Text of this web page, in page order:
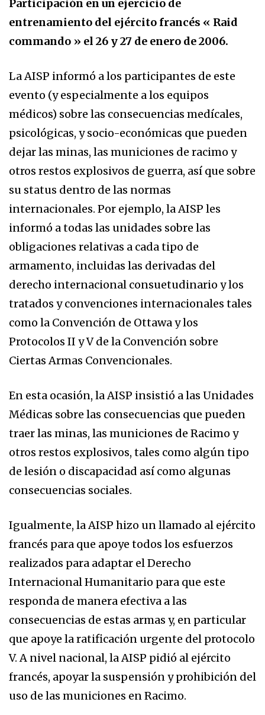
Participación en un ejercicio de
entrenamiento del ejército francés « Raid
commando » el 26 y 27 de enero de 2006.
La AISP informó a los participantes de este
evento (y especialmente a los equipos
médicos) sobre las consecuencias medícales,
psicológicas, y socio-económicas que pueden
dejar las minas, las municiones de racimo y
otros restos explosivos de guerra, así que sobre
su status dentro de las normas
internacionales. Por ejemplo, la AISP les
informó a todas las unidades sobre las
obligaciones relativas a cada tipo de
armamento, incluidas las derivadas del
derecho internacional consuetudinario y los
tratados y convenciones internacionales tales
como la Convención de Ottawa y los
Protocolos II y V de la Convención sobre
Ciertas Armas Convencionales.
En esta ocasión, la AISP insistió a las Unidades
Médicas sobre las consecuencias que pueden
traer las minas, las municiones de Racimo y
otros restos explosivos, tales como algún tipo
de lesión o discapacidad así como algunas
consecuencias sociales.
Igualmente, la AISP hizo un llamado al ejército
francés para que apoye todos los esfuerzos
realizados para adaptar el Derecho
Internacional Humanitario para que este
responda de manera efectiva a las
consecuencias de estas armas y, en particular
que apoye la ratificación urgente del protocolo
V. A nivel nacional, la AISP pidió al ejército
francés, apoyar la suspensión y prohibición del
uso de las municiones en Racimo.